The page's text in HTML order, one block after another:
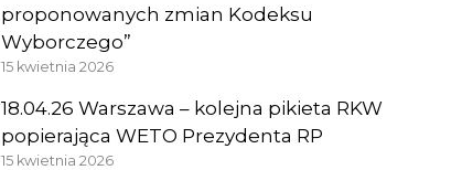
proponowanych zmian Kodeksu
Wyborczego”
15 kwietnia 2026
18.04.26 Warszawa – kolejna pikieta RKW
popierająca WETO Prezydenta RP
15 kwietnia 2026